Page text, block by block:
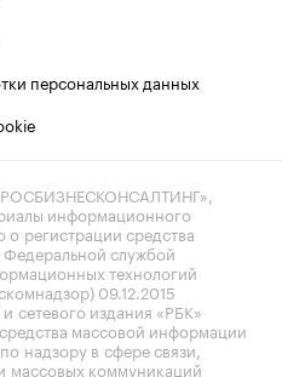
персональных данных
информационного
о регистрации средства
службой
технологий
09.12.2015
издания «РБК»
массовой информации
надзору в сфере связи,
массовых коммуникаций